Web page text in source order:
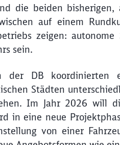
die beiden
auf einem
zeigen:
sein.
DB koordinierten
Städten
Im Jahr 2026 will
in eine neue
von einer